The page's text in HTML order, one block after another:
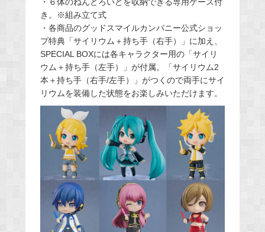
き。※組み立て式
・各商品のグッドスマイルカンパニー公式ショッ
プ特典「サイリウム＋持ち手（右手）」に加え、
SPECIAL BOXには各キャラクター用の「サイリ
ウム＋持ち手（左手）」が付属。「サイリウム2
本＋持ち手（右手/左手）」がつくので両手にサイ
リウムを装備した状態をお楽しみいただけます。